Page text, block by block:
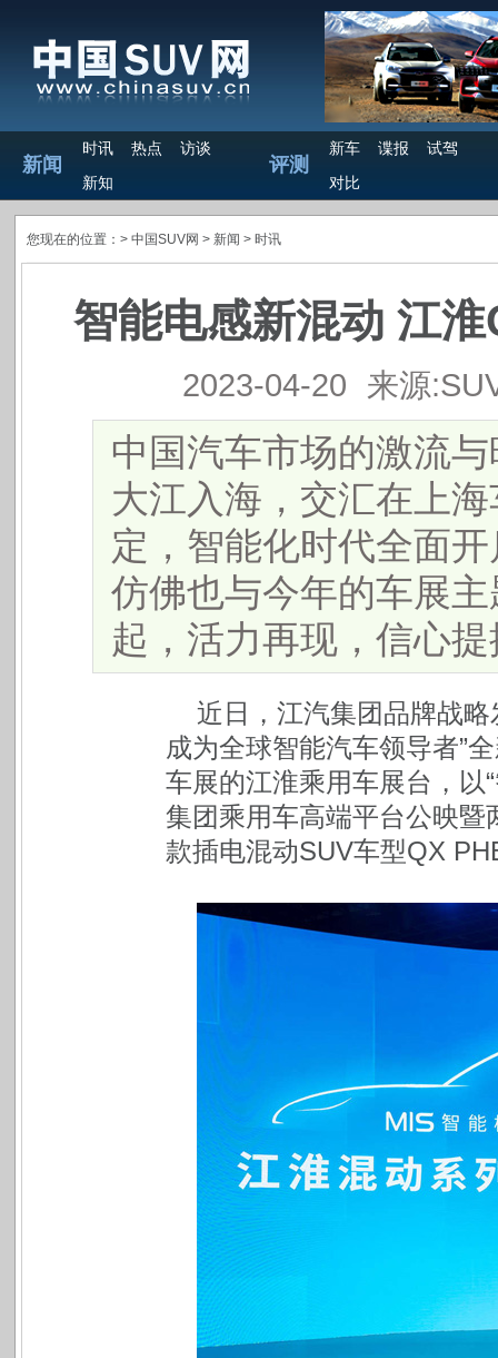
新闻
时讯 热点
访谈
新知
评测
新车 谍报
试驾
对比
您现在的位置：> 中国SUV网 > 新闻 > 时讯
智能电感新混动 江
2023-04-20 来源
中国汽车市场的激流
大江入海，交汇在上
定，智能化时代全面
仿佛也与今年的车展主
起，活力再现，信心提
近日，江汽集团品牌战
成为全球智能汽车领导者”
车展的江淮乘用车展台，以
集团乘用车高端平台公映
款插电混动SUV车型QX